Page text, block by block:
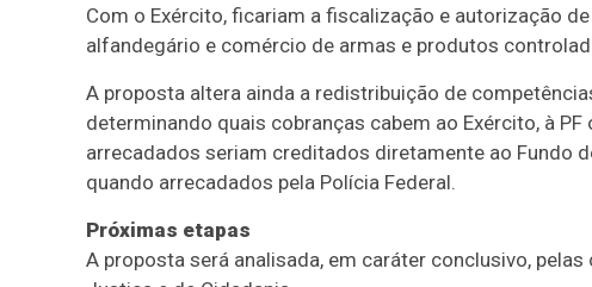
Com o Exército, ficariam a fiscalização e autorização
alfandegário e comércio de armas e produtos
A proposta altera ainda a redistribuição de
determinando quais cobranças cabem ao Exército, à
arrecadados seriam creditados diretamente ao Fundo
quando arrecadados pela Polícia Federal.
Próximas etapas
A proposta será analisada, em caráter conclusivo,